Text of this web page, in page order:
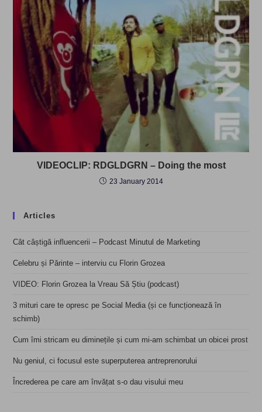
VIDEOCLIP: RDGLDGRN – Doing the most
23 January 2014
Articles
Cât câștigă influencerii – Podcast Minutul de Marketing
Celebru și Părinte – interviu cu Florin Grozea
VIDEO: Florin Grozea la Vreau Să Știu (podcast)
3 mituri care te opresc pe Social Media (și ce funcționează în
schimb)
Cum îmi stricam eu diminețile și cum mi-am schimbat un obicei prost
Nu geniul, ci focusul este superputerea antreprenorului
Încrederea pe care am învățat s-o dau visului meu